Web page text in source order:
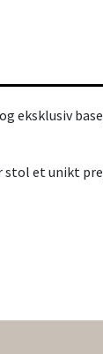
eksklusiv
stol et unikt